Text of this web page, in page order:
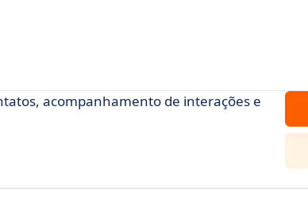
acompanhamento de interações e